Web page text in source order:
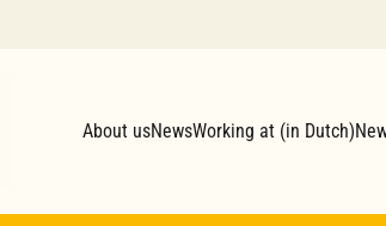
About usNewsWorking at (in Dutch)